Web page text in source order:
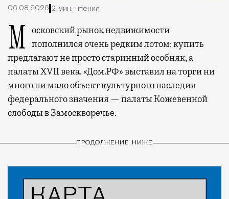
06.08.2026 2 мин. чтения
Московский рынок недвижимости пополнился очень редким лотом: купить
предлагают не просто старинный особняк, а
палаты XVII века. «Дом.РФ» выставил на торги ни
много ни мало объект культурного наследия
федерального значения — палаты Кожевенной
слободы в Замоскворечье.
ПРОДОЛЖЕНИЕ НИЖЕ